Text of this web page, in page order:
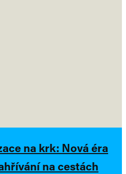
na krk: Nová éra
na cestách